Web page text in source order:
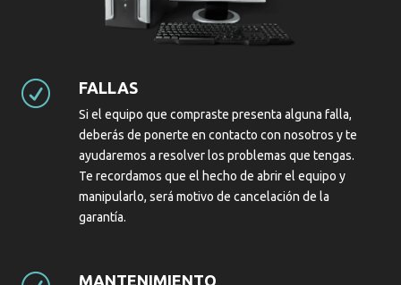
R FALLAS
Si el equipo que compraste presenta alguna falla,
deberás de ponerte en contacto con nosotros y te
ayudaremos a resolver los problemas que tengas.
Te recordamos que el hecho de abrir el equipo y
manipularlo, será motivo de cancelación de la
garantía.
MANTENIMIENTO